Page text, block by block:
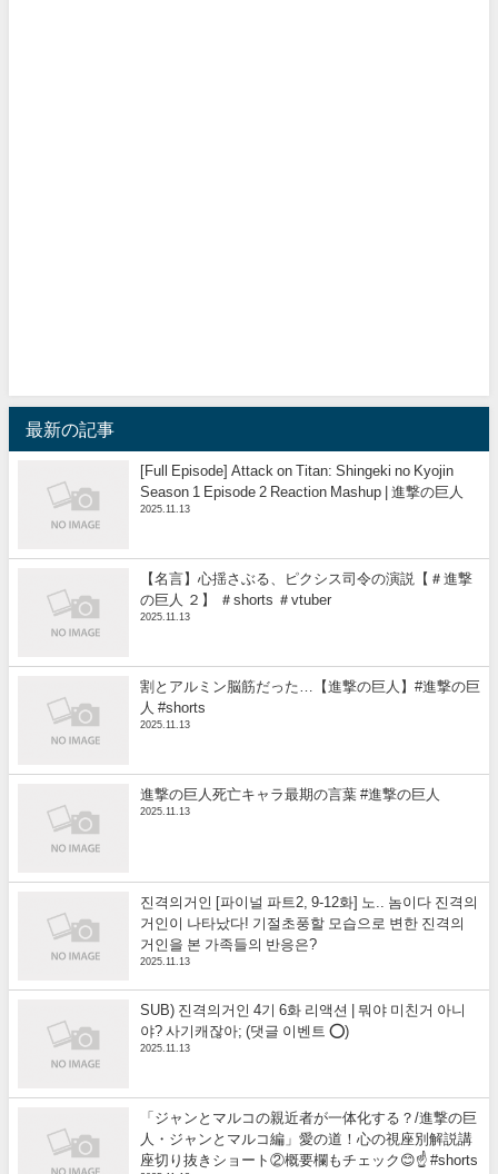
最新の記事
[Full Episode] Attack on Titan: Shingeki no Kyojin
Season 1 Episode 2 Reaction Mashup | 進撃の巨人
2025.11.13
【名言】心揺さぶる、ピクシス司令の演説【＃進撃
の巨人 ２】 ＃shorts ＃vtuber
2025.11.13
割とアルミン脳筋だった…【進撃の巨人】#進撃の巨
人 #shorts
2025.11.13
進撃の巨人死亡キャラ最期の言葉 #進撃の巨人
2025.11.13
진격의거인 [파이널 파트2, 9-12화] 노.. 놈이다 진격의
거인이 나타났다! 기절초풍할 모습으로 변한 진격의
거인을 본 가족들의 반응은?
2025.11.13
SUB) 진격의거인 4기 6화 리액션 | 뭐야 미친거 아니
야? 사기캐잖아; (댓글 이벤트 ⭕)
2025.11.13
「ジャンとマルコの親近者が一体化する？/進撃の巨
人・ジャンとマルコ編」愛の道！心の視座別解説講
座切り抜きショート②概要欄もチェック😊☝️ #shorts